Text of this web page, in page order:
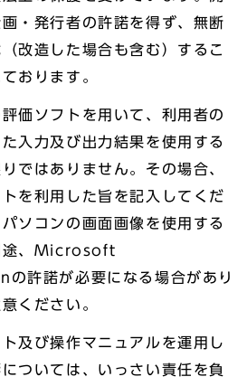
・発行者の許諾を得ず、無断
改造した場合も含む）するこ
おります。
価ソフトを用いて、利用者の
入力及び出力結果を使用する
ではありません。その場合、
を利用した旨を記入してくだ
ソコンの画面画像を使用する
途、Microsoft
許諾が必要になる場合があり
ください。
及び操作マニュアルを運用し
ついては、いっさい責任を負